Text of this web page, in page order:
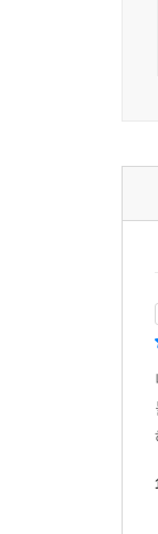
이
했
말
작
베
예
불
―
서